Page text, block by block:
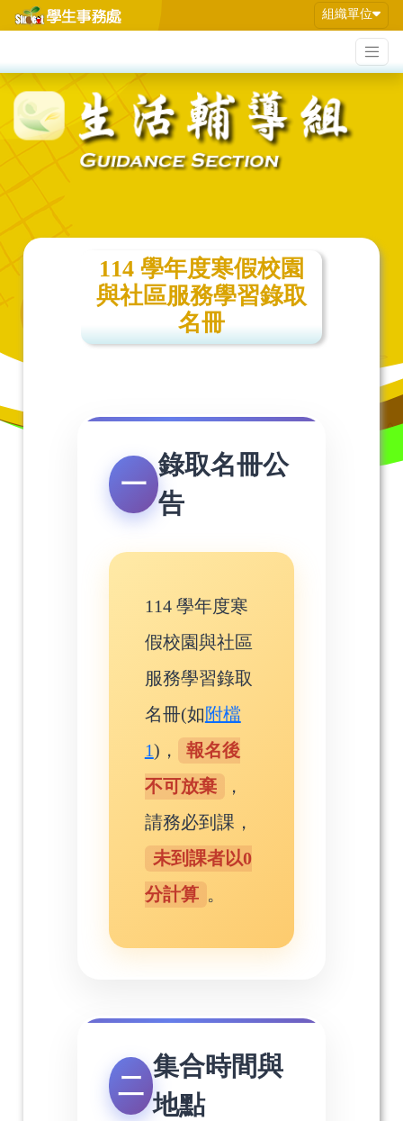
組織單位
114 學年度寒假校園
與社區服務學習錄取
名冊
一
錄取名冊公
告
114 學年度寒
假校園與社區
服務學習錄取
名冊(如附檔
1)，
報名後
不可放棄
，
請務必到課，
未到課者以0
分計算 。
二
集合時間與
地點